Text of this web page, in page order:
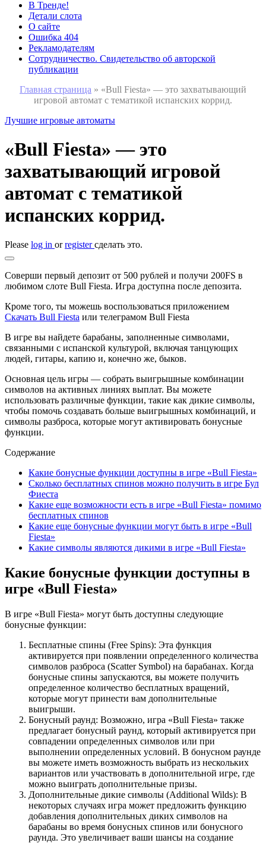
В Тренде!
Детали слота
О сайте
Ошибка 404
Рекламодателям
Сотрудничество. Свидетельство об авторской
публикации
Главная страница » «Bull Fiesta» — это захватывающий
игровой автомат с тематикой испанских коррид.
Лучшие игровые автоматы
«Bull Fiesta» — это
захватывающий игровой
автомат с тематикой
испанских коррид.
Please log in orregisterсделать это.
Соверши первый депозит от 500 рублей и получи 200FS в
любимом слоте Bull Fiesta. Игра доступна после депозита.
Кроме того, ты можешь воспользоваться приложением
Скачать Bull Fiesta или телеграмом Bull Fiesta
В игре вы найдете барабаны, заполненные символами,
связанными с испанской культурой, включая танцующих
людей, гитары, капию и, конечно же, быков.
Основная цель игры — собрать выигрышные комбинации
символов на активных линиях выплат. Вы можете
использовать различные функции, такие как дикие символы,
чтобы помочь создавать больше выигрышных комбинаций, и
символы разброса, которые могут активировать бонусные
функции.
Содержание
Какие бонусные функции доступны в игре «Bull Fiesta»
Сколько бесплатных спинов можно получить в игре Бул
Фиеста
Какие еще возможности есть в игре «Bull Fiesta» помимо
бесплатных спинов
Какие еще бонусные функции могут быть в игре «Bull
Fiesta»
Какие символы являются дикими в игре «Bull Fiesta»
Какие бонусные функции доступны в
игре «Bull Fiesta»
В игре «Bull Fiesta» могут быть доступны следующие
бонусные функции:
Бесплатные спины (Free Spins): Эта функция
активируется при появлении определенного количества
символов разброса (Scatter Symbol) на барабанах. Когда
бонусные спины запускаются, вы можете получить
определенное количество бесплатных вращений,
которые могут принести вам дополнительные
выигрыши.
Бонусный раунд: Возможно, игра «Bull Fiesta» также
предлагает бонусный раунд, который активируется при
совпадении определенных символов или при
выполнении определенных условий. В бонусном раунде
вы можете иметь возможность выбрать из нескольких
вариантов или участвовать в дополнительной игре, где
можно выиграть дополнительные призы.
Дополнительные дикие символы (Additional Wilds): В
некоторых случаях игра может предложить функцию
добавления дополнительных диких символов на
барабаны во время бонусных спинов или бонусного
раунда. Это увеличивает ваши шансы на создание